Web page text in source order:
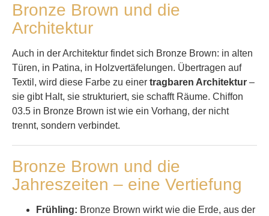
Bronze Brown und die
Architektur
Auch in der Architektur findet sich Bronze Brown: in alten
Türen, in Patina, in Holzvertäfelungen. Übertragen auf
Textil, wird diese Farbe zu einer tragbaren Architektur –
sie gibt Halt, sie strukturiert, sie schafft Räume. Chiffon
03.5 in Bronze Brown ist wie ein Vorhang, der nicht
trennt, sondern verbindet.
Bronze Brown und die
Jahreszeiten – eine Vertiefung
Frühling: Bronze Brown wirkt wie die Erde, aus der